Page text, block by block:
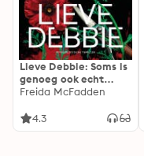
Lieve Debbie: Soms is
genoeg ook echt
genoeg...
Freida McFadden
4.3